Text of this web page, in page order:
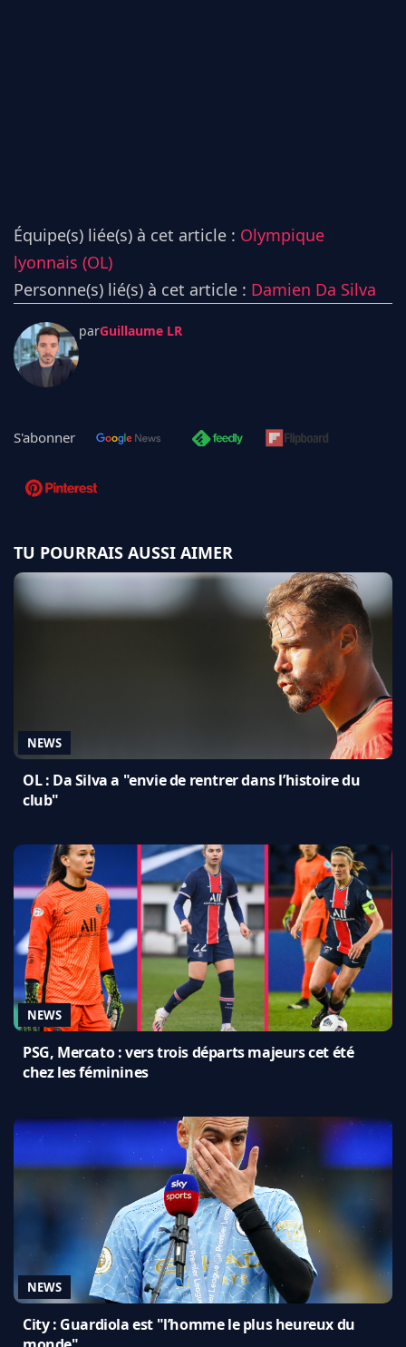
Équipe(s) liée(s) à cet article : Olympique
lyonnais (OL)
Personne(s) lié(s) à cet article : Damien Da Silva
parGuillaume LR
S'abonner
TU POURRAIS AUSSI AIMER
NEWS
OL : Da Silva a "envie de rentrer dans l’histoire du
club"
NEWS
PSG, Mercato : vers trois départs majeurs cet été
chez les féminines
NEWS
City : Guardiola est "l’homme le plus heureux du